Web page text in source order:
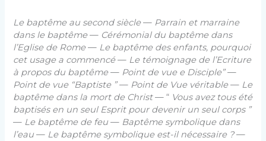
Le baptême au second siècle— Parrain et marraine
dans le baptême— Cérémonial du baptême dans
l’Eglise de Rome— Le baptême des enfants, pourquoi
cet usage a commencé— Le témoignage de l’Ecriture
à propos du baptême— Point de vue e Disciple”—
Point de vue “Baptiste ”— Point de Vue véritable— Le
baptême dans la mort de Christ— “ Vous avez tous été
baptisés en un seul Esprit pour devenir un seul corps ”
— Le baptême de feu— Baptême symbolique dans
l’eau— Le baptême symbolique est-il nécessaire ?—